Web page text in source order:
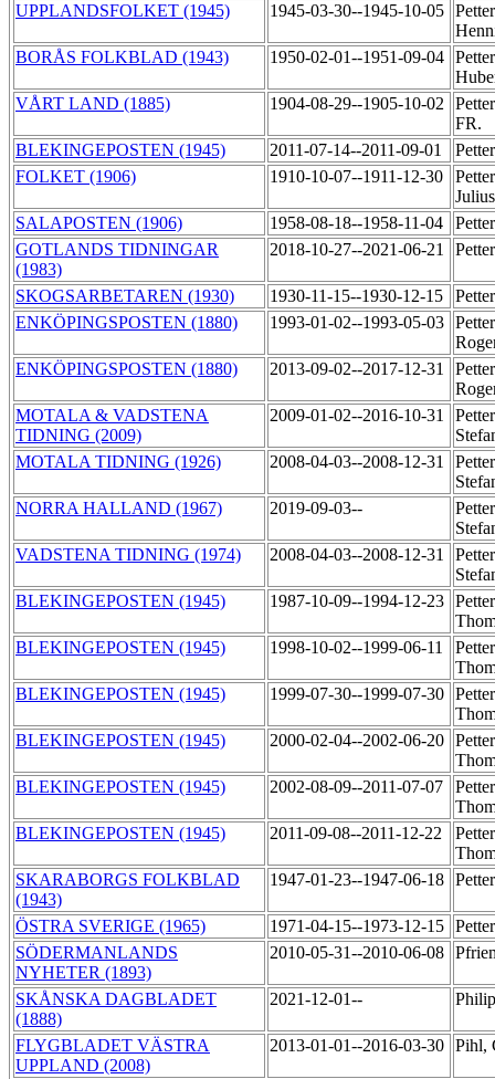
UPPLANDSFOLKET (1945)
1945-03-30--1945-10-05
BORÅS FOLKBLAD (1943)
1950-02-01--1951-09-04
VÅRT LAND (1885)
1904-08-29--1905-10-02
FR.
BLEKINGEPOSTEN (1945)
2011-07-14--2011-09-01
FOLKET (1906)
1910-10-07--1911-12-30
SALAPOSTEN (1906)
1958-08-18--1958-11-04
GOTLANDS TIDNINGAR
(1983)
2018-10-27--2021-06-21
SKOGSARBETAREN (1930) 1930-11-15--1930-12-15
ENKÖPINGSPOSTEN (1880)
1993-01-02--1993-05-03
ENKÖPINGSPOSTEN (1880)
2013-09-02--2017-12-31
MOTALA & VADSTENA
TIDNING (2009)
2009-01-02--2016-10-31
MOTALA TIDNING (1926)
2008-04-03--2008-12-31
NORRA HALLAND (1967)
2019-09-03--
VADSTENA TIDNING (1974)
2008-04-03--2008-12-31
BLEKINGEPOSTEN (1945)
1987-10-09--1994-12-23
BLEKINGEPOSTEN (1945)
1998-10-02--1999-06-11
BLEKINGEPOSTEN (1945)
1999-07-30--1999-07-30
BLEKINGEPOSTEN (1945)
2000-02-04--2002-06-20
BLEKINGEPOSTEN (1945)
2002-08-09--2011-07-07
BLEKINGEPOSTEN (1945)
2011-09-08--2011-12-22
SKARABORGS FOLKBLAD
(1943)
1947-01-23--1947-06-18
ÖSTRA SVERIGE (1965) 1971-04-15--1973-12-15
SÖDERMANLANDS
NYHETER (1893)
2010-05-31--2010-06-08
SKÅNSKA DAGBLADET
(1888)
2021-12-01--
FLYGBLADET VÄSTRA
UPPLAND (2008)
2013-01-01--2016-03-30 Pihl,